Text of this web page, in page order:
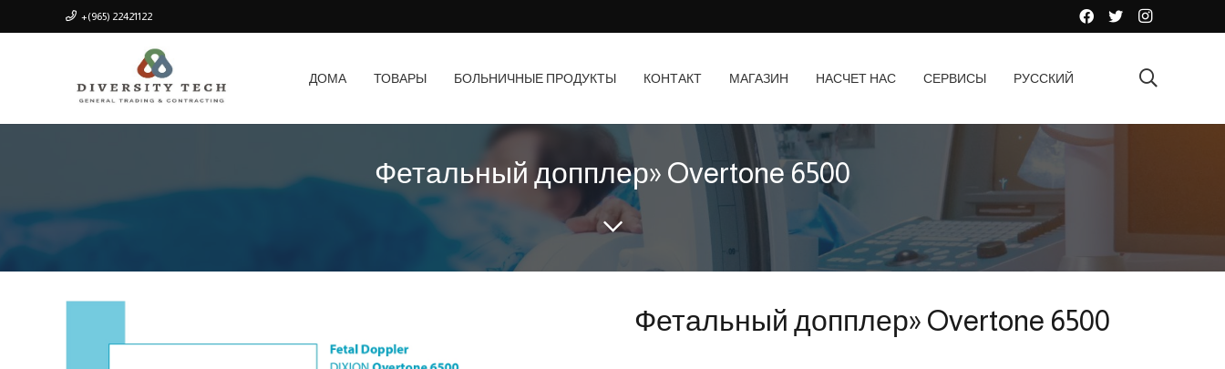
+(965) 22421122
ДОМА ТОВАРЫ БОЛЬНИЧНЫЕ ПРОДУКТЫ КОНТАКТ МАГАЗИН НАСЧЕТ НАС СЕРВИСЫ РУССКИЙ
Фетальный допплер» Overtone 6500
Фетальный допплер» Overtone 6500